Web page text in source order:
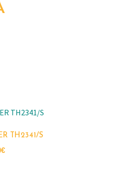
TH2341/S
€